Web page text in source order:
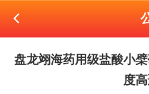
盘龙翊海药用级盐酸小
度